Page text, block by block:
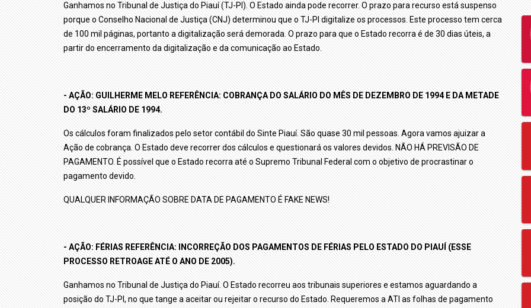
Ganhamos no Tribunal de Justiça do Piauí (TJ-PI). O Estado ainda pode recorrer. O prazo para recurso está suspenso
porque o Conselho Nacional de Justiça (CNJ) determinou que o TJ-PI digitalize os processos. Este processo tem cerca
de 100 mil páginas, portanto a digitalização será demorada. O prazo para que o Estado recorra é de 30 dias úteis, a
partir do encerramento da digitalização e da comunicação ao Estado.
- AÇÃO: GUILHERME MELO REFERÊNCIA: COBRANÇA DO SALÁRIO DO MÊS DE DEZEMBRO DE 1994 E DA METADE
DO 13º SALÁRIO DE 1994.
Os cálculos foram finalizados pelo setor contábil do Sinte Piauí. São quase 30 mil pessoas. Agora vamos ajuizar a
Ação de cobrança. O Estado deve recorrer dos cálculos e questionará os valores devidos. NÃO HÁ PREVISÃO DE
PAGAMENTO. É possível que o Estado recorra até o Supremo Tribunal Federal com o objetivo de procrastinar o
pagamento devido.
QUALQUER INFORMAÇÃO SOBRE DATA DE PAGAMENTO É FAKE NEWS!
- AÇÃO: FÉRIAS REFERÊNCIA: INCORREÇÃO DOS PAGAMENTOS DE FÉRIAS PELO ESTADO DO PIAUÍ (ESSE
PROCESSO RETROAGE ATÉ O ANO DE 2005).
Ganhamos no Tribunal de Justiça do Piauí. O Estado recorreu aos tribunais superiores e estamos aguardando a
posição do TJ-PI, no que tange a aceitar ou rejeitar o recurso do Estado. Requeremos a ATI as folhas de pagamento